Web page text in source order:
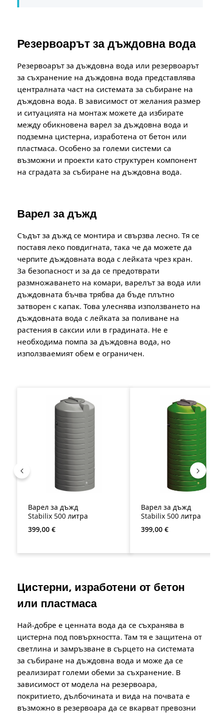
Резервоарът за дъждовна вода
Резервоарът за дъждовна вода или резервоарът
за съхранение на дъждовна вода представлява
централната част на системата за събиране на
дъждовна вода. В зависимост от желания размер
и ситуацията на монтаж можете да избирате
между обикновена варел за дъждовна вода и
подземна цистерна, изработена от бетон или
пластмаса. Особено за големи системи са
възможни и проекти като структурен компонент
на сградата за събиране на дъждовна вода.
Варел за дъжд
Съдът за дъжд се монтира и свързва лесно. Тя се
поставя леко повдигната, така че да можете да
черпите дъждовната вода с лейката чрез кран.
За безопасност и за да се предотврати
размножаването на комари, варелът за вода или
дъждовната бъчва трябва да бъде плътно
затворен с капак. Това улеснява използването на
дъждовната вода с лейката за поливане на
растения в саксии или в градината. Не е
необходима помпа за дъждовна вода, но
използваемият обем е ограничен.
Варел за дъжд
Stabilix 500 литра
Редовна цена:
399,00 €
Варел за дъжд
Stabilix 500 литра
Редовна цена:
399,00 €
Цистерни, изработени от бетон
или пластмаса
Най-добре е ценната вода да се съхранява в
цистерна под повърхността. Там тя е защитена от
светлина и замръзване в сърцето на системата
за събиране на дъждовна вода и може да се
реализират големи обеми за съхранение. В
зависимост от модела на резервоара,
покритието, дълбочината и вида на почвата е
възможно в резервоара да се вкарват превозни